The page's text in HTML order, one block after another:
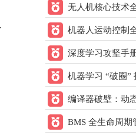
用户：
21ic下载 打赏 20.00 元
用户：w993263495
21ic下载 打赏30.00
用户：sun2152
21ic下载 打赏20.00
用户：w178191520
8层电脑主板
FOC控制学校笔记
无人机核心技术
机器人运动控制
深度学习攻坚手
机器学习 “破圈”
的跨领域应用方案
编译器破壁：动
核心方案
BMS 全生命周期